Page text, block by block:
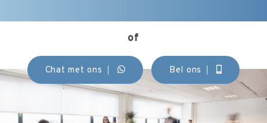
of
Chat met ons Bel ons